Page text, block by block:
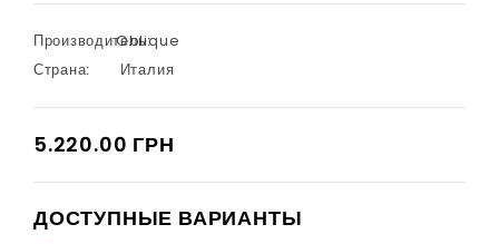
Производитель:
Oblique
Страна:
Италия
5.220.00 ГРН
ДОСТУПНЫЕ ВАРИАНТЫ